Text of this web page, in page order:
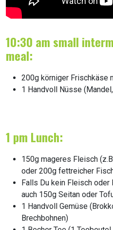
10:30 am small
meal:
200g körniger Frischkäse
1 Handvoll Nüsse
1 pm Lunch:
150g mageres Fleisch
oder 200g fettreicher
Falls Du kein Fleisch
auch 150g Seitan oder
1 Handvoll Gemüse
Brechbohnen)